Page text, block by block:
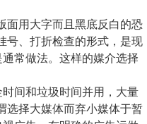
用大字而且黑底反白的恐
号、打折检查的形式，是现
常做法。这样的媒介选择
间和垃圾时间并用，大量
选择大媒体而弃小媒体于暂